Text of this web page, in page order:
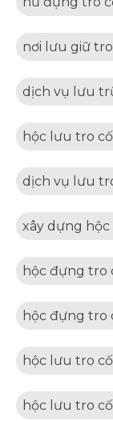
nơi lưu giữ
dịch vụ lưu
hộc lưu tro
dịch vụ lưu
xây dựng
hộc đựng tro
hộc đựng tro
hộc lưu tro
hộc lưu tro